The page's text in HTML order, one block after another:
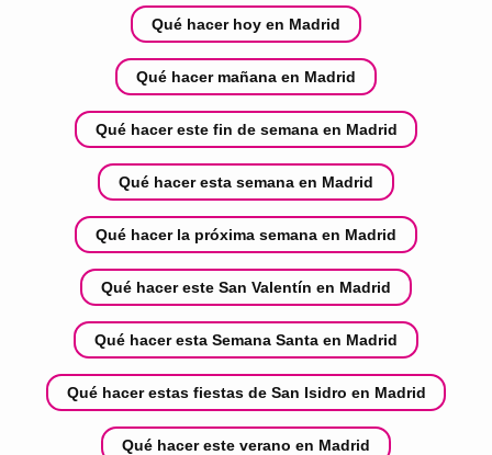
Qué hacer hoy en Madrid
Qué hacer mañana en Madrid
Qué hacer este fin de semana en Madrid
Qué hacer esta semana en Madrid
Qué hacer la próxima semana en Madrid
Qué hacer este San Valentín en Madrid
Qué hacer esta Semana Santa en Madrid
Qué hacer estas fiestas de San Isidro en Madrid
Qué hacer este verano en Madrid